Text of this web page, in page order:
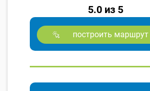
5.0 из 5
построить маршрут